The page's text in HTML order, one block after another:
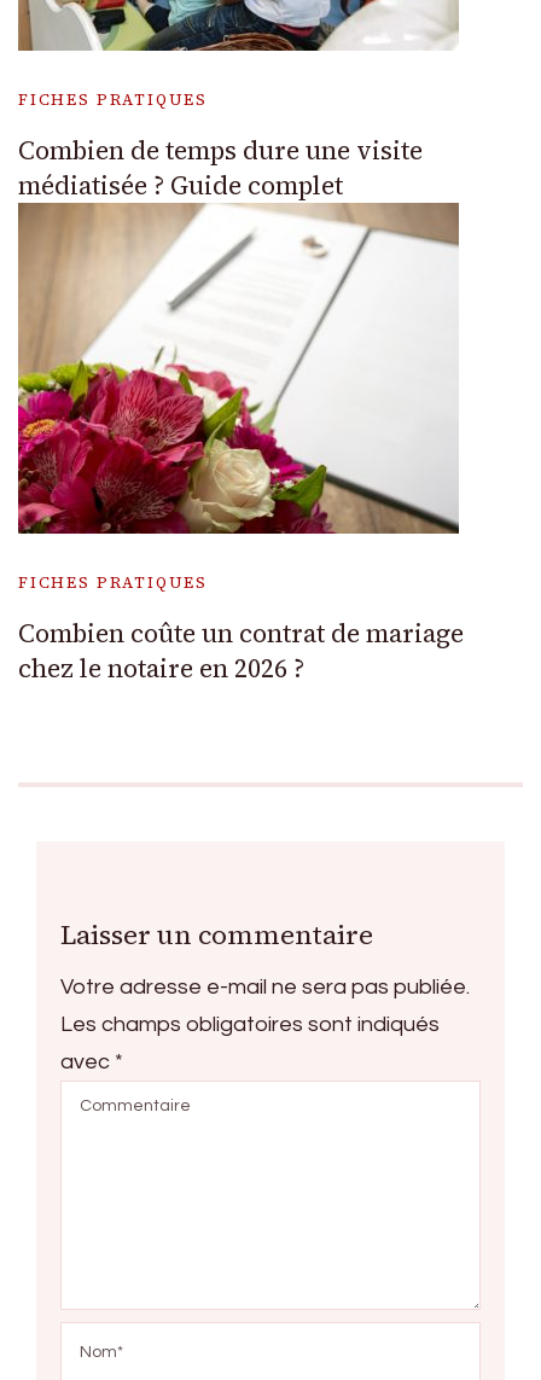
FICHES PRATIQUES
Combien de temps dure une visite
médiatisée ? Guide complet
FICHES PRATIQUES
Combien coûte un contrat de mariage
chez le notaire en 2026 ?
Laisser un commentaire
Votre adresse e-mail ne sera pas publiée.
Les champs obligatoires sont indiqués
avec *